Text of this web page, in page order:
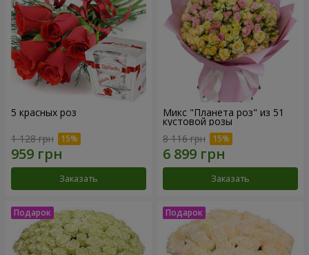
5 красных роз
1 128 грн
Заказать
Микс "Планета роз" из 51
кустовой розы
8 116 грн
Заказать